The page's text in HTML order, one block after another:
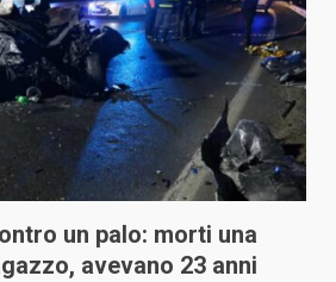
un palo: morti una
avevano 23 anni